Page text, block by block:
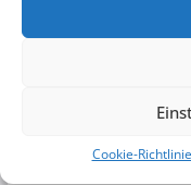
Cookie-Richtlinie
habe um damit
Continue